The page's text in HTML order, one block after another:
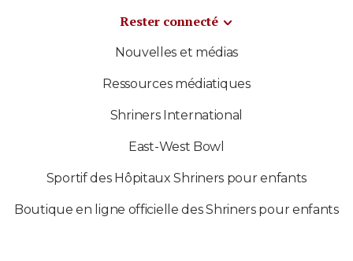
Rester connecté
Nouvelles et médias
Ressources médiatiques
Shriners International
East-West Bowl
Sportif des Hôpitaux Shriners pour enfants
Boutique en ligne officielle des Shriners pour enfants